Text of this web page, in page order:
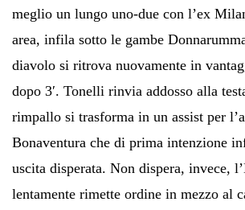
meglio un lungo uno-due con l’ex
area, infila sotto le gambe
diavolo si ritrova nuovamente in
dopo 3′. Tonelli rinvia addosso alla
rimpallo si trasforma in un assist per
Bonaventura che di prima intenzione
uscita disperata. Non dispera, invece,
lentamente rimette ordine in mezzo al